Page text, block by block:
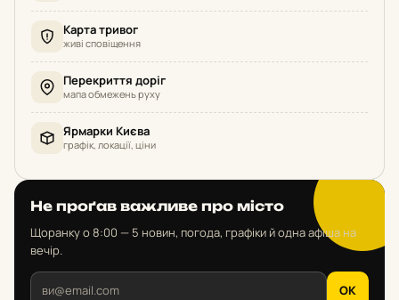
Карта тривог
живі сповіщення
Перекриття доріг
мапа обмежень руху
Ярмарки Києва
графік, локації, ціни
Не проґав важливе про місто
Щоранку о 8:00 — 5 новин, погода, графіки й одна афіша на
вечір.
OK